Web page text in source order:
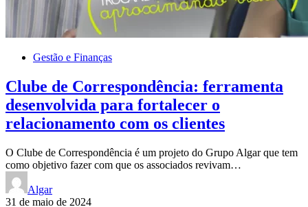
Gestão e Finanças
Clube de Correspondência: ferramenta
desenvolvida para fortalecer o
relacionamento com os clientes
O Clube de Correspondência é um projeto do Grupo Algar que tem
como objetivo fazer com que os associados revivam…
Algar
31 de maio de 2024